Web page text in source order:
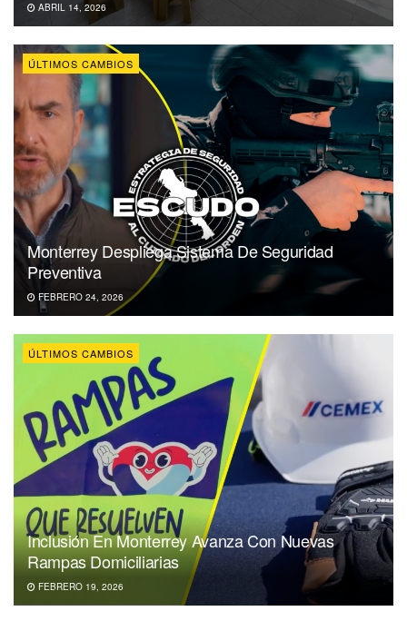
ABRIL 14, 2026
ÚLTIMOS CAMBIOS
Monterrey Despliega Sistema De Seguridad
Preventiva
FEBRERO 24, 2026
ÚLTIMOS CAMBIOS
Inclusión En Monterrey Avanza Con Nuevas
Rampas Domiciliarias
FEBRERO 19, 2026